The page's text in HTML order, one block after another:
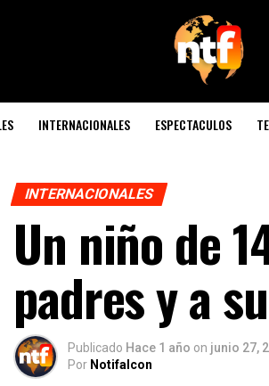
INTERNACIONALES ESPECTACULOS
INTERNACIONALES
Un niño de
padres y a
Publicado Hace 1 año on junio 27,
Por Notifalcon